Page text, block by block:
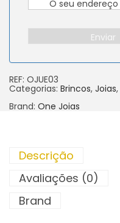
Enviar
REF: OJUE03
Categorias: Brincos, Joias,
Brand: One Joias
Descrição
Avaliações (0)
Brand